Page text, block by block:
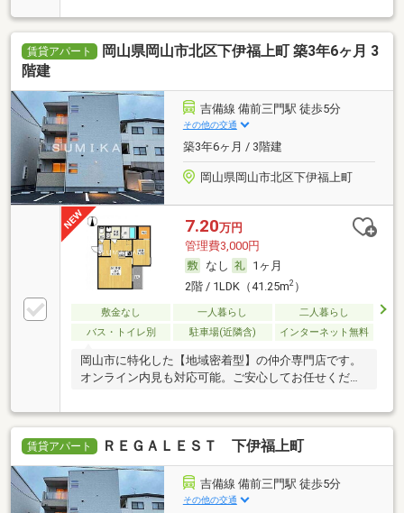
賃貸アパート
岡山県岡山市北区下伊福上町 築3年6ヶ月 3
階建
吉備線 備前三門駅 徒歩5分
その他の交通
築3年6ヶ月 / 3階建
岡山県岡山市北区下伊福上町
7.20万円
管理費3,000円
なし
1ヶ月
2階 / 1LDK（41.25m2）
敷金なし 一人暮らし
二人暮らし
バス・トイレ別
駐車場(近隣含) インターネット無料
岡山市に特化した【地域密着型】の仲介専門店です。
オンライン内見も対応可能。ご安心してお任せくださ
賃貸アパート ＲＥＧＡＬＥＳＴ 下伊福上町
吉備線 備前三門駅 徒歩5分
その他の交通